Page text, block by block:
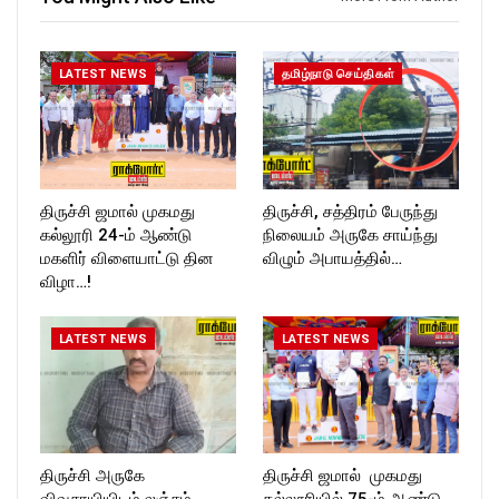
ckforttimes/
https://twitter.com/ROCKFOR
T_TIMESC
LATEST NEWS
திருச்சி ஜமால் முகமது
கல்லூரி 24-ம் ஆண்டு
மகளிர் விளையாட்டு தின
விழா…!
தமிழ்நாடு செய்திகள்
திருச்சி, சத்திரம் பேருந்து
நிலையம் அருகே சாய்ந்து
விழும் அபாயத்தில்…
LATEST NEWS
திருச்சி அருகே
LATEST NEWS
திருச்சி ஜமால் முகமது